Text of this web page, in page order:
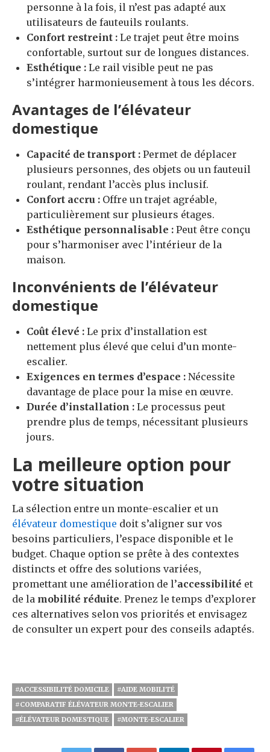
personne à la fois, il n’est pas adapté aux
utilisateurs de fauteuils roulants.
Confort restreint : Le trajet peut être moins
confortable, surtout sur de longues distances.
Esthétique : Le rail visible peut ne pas
s’intégrer harmonieusement à tous les décors.
Avantages de l’élévateur
domestique
Capacité de transport : Permet de déplacer
plusieurs personnes, des objets ou un fauteuil
roulant, rendant l’accès plus inclusif.
Confort accru : Offre un trajet agréable,
particulièrement sur plusieurs étages.
Esthétique personnalisable : Peut être conçu
pour s’harmoniser avec l’intérieur de la
maison.
Inconvénients de l’élévateur
domestique
Coût élevé : Le prix d’installation est
nettement plus élevé que celui d’un monte-
escalier.
Exigences en termes d’espace : Nécessite
davantage de place pour la mise en œuvre.
Durée d’installation : Le processus peut
prendre plus de temps, nécessitant plusieurs
jours.
La meilleure option pour
votre situation
La sélection entre un monte-escalier et un
élévateur domestique doit s’aligner sur vos
besoins particuliers, l’espace disponible et le
budget. Chaque option se prête à des contextes
distincts et offre des solutions variées,
promettant une amélioration de l’accessibilité et
de la mobilité réduite. Prenez le temps d’explorer
ces alternatives selon vos priorités et envisagez
de consulter un expert pour des conseils adaptés.
#ACCESSIBILITÉ DOMICILE
#AIDE MOBILITÉ
#COMPARATIF ÉLÉVATEUR MONTE-ESCALIER
#ÉLÉVATEUR DOMESTIQUE
#MONTE-ESCALIER